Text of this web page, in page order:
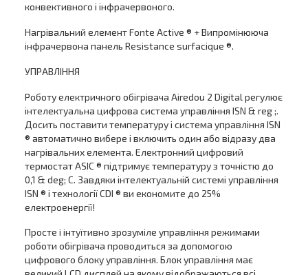
конвективного і інфрачервоного.
Нагрівальний елемент Fonte Active ® + Випромінююча
інфрачервона панель Resistance surfacique ®.
УПРАВЛІННЯ
Роботу електричного обігрівача Airedou 2 Digital регулює
інтелектуальна цифрова система управління ISN & reg ;.
Досить поставити температуру і система управління ISN
® автоматично вибере і включить один або відразу два
нагрівальних елемента. Електронний цифровий
термостат ASIC ® підтримує температуру з точністю до
0,1 & deg; С. Завдяки інтелектуальній системі управління
ISN ® і технології CDI ® ви економите до 25%
електроенергії!
Просте і інтуїтивно зрозуміле управління режимами
роботи обігрівача проводиться за допомогою
цифрового блоку управління. Блок управління має